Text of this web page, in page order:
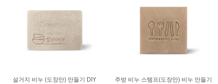
설거지 비누 (도장만) 만들기 DIY
주방 비누 스템프(도장만) 비누 만들기